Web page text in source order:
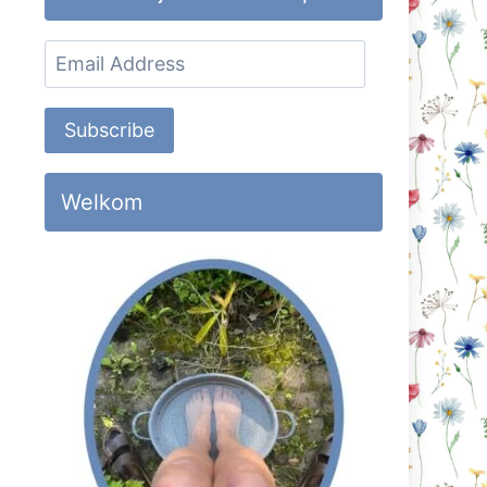
Email
Address
Subscribe
Welkom